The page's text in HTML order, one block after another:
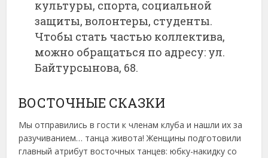
культуры, спорта, социальной
защиты, волонтеры, студенты.
Чтобы стать частью коллектива,
можно обращаться по адресу: ул.
Байтурсынова, 68.
ВОСТОЧНЫЕ СКАЗКИ
Мы отправились в гости к членам клуба и нашли их за
разучиванием… танца живота! Женщины подготовили
главный атрибут восточных танцев: юбку-накидку со